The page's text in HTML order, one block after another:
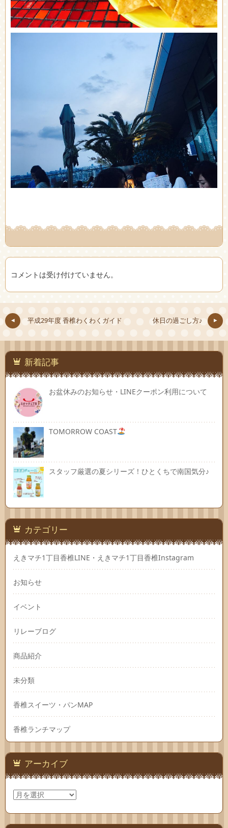
コメントは受け付けていません。
平成29年度 香椎わくわくガイド 休日の過ごし方♪
新着記事
お盆休みのお知らせ・LINEクーポン利用について
TOMORROW COAST
スタッフ厳選の夏シリーズ！ひとくちで南国気分♪
カテゴリー
えきマチ1丁目香椎LINE・えきマチ1丁目香椎Instagram
お知らせ
イベント
リレーブログ
商品紹介
未分類
香椎スイーツ・パンMAP
香椎ランチマップ
アーカイブ
ア
ー
カ
イ